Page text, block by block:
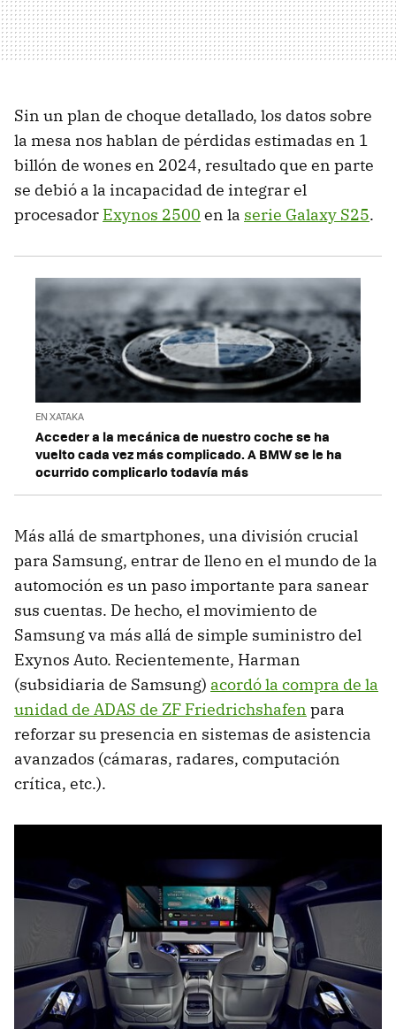
Sin un plan de choque detallado, los datos sobre
la mesa nos hablan de pérdidas estimadas en 1
billón de wones en 2024, resultado que en parte
se debió a la incapacidad de integrar el
procesador Exynos 2500 en la serie Galaxy S25.
EN XATAKA
Acceder a la mecánica de nuestro coche se ha
vuelto cada vez más complicado. A BMW se le ha
ocurrido complicarlo todavía más
Más allá de smartphones, una división crucial
para Samsung, entrar de lleno en el mundo de la
automoción es un paso importante para sanear
sus cuentas. De hecho, el movimiento de
Samsung va más allá de simple suministro del
Exynos Auto. Recientemente, Harman
(subsidiaria de Samsung) acordó la compra de la
unidad de ADAS de ZF Friedrichshafen para
reforzar su presencia en sistemas de asistencia
avanzados (cámaras, radares, computación
crítica, etc.).